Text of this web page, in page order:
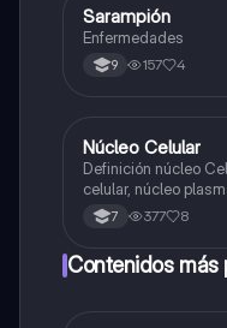
Biologia
Sarampión
Enfermedades
9 157 4
Biologia
Núcleo Celular
Definición núcleo Celular Definición de:
celular, núcleo
Interfase Fases de
7 377 8
Contenidos más